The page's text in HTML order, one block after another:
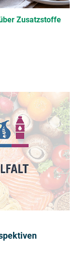
Zusatzstoffe